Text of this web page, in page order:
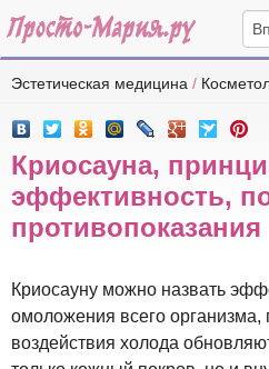
Эстетическая медицина /
Криосауна,
эффективность,
противопоказания
Криосауну можно назвать
омоложения всего организма,
воздействия холода